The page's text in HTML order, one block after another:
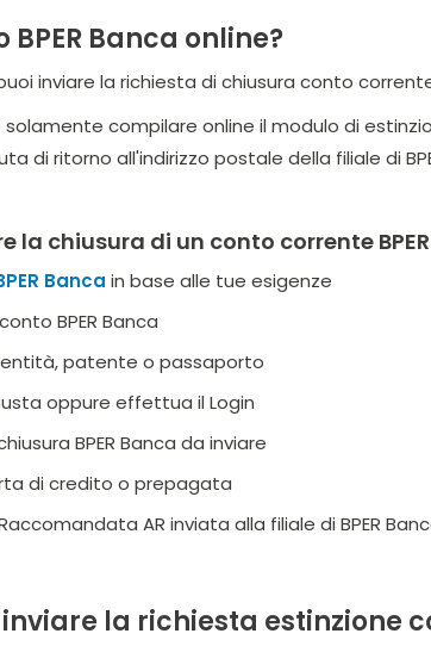
Banca online?
inviare la richiesta di chiusura conto corrente
compilare online il modulo di
di ritorno all'indirizzo postale della filiale di
la chiusura di un conto corrente
Banca in base alle tue esigenze
BPER Banca
patente o passaporto
oppure effettua il Login
BPER Banca da inviare
di credito o prepagata
AR inviata alla filiale di BPER
la richiesta estinzione